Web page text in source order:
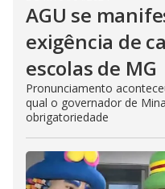
AGU se
exigência de
escolas de MG
Pronunciamento
qual o governador de
obrigatoriedade